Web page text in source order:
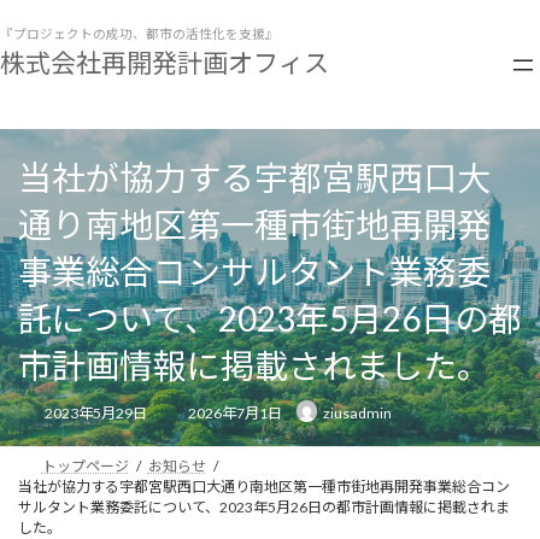
ン
テ
へ
ビ
ゲ
ョ
『プロジェクトの成功、都市の活性化を支援』
株式会社再開発計画オフィス
当社が協力する宇都宮駅西口大
通り南地区第一種市街地再開発
事業総合コンサルタント業務委
託について、2023年5月26日の都
市計画情報に掲載されました。
2023年5月29日
最
終
更
新
日
時
:
2026年7月1日 ziusadmin
トップページ
お知らせ
当社が協力する宇都宮駅西口大通り南地区第一種市街地再開発事業総合コン
サルタント業務委託について、2023年5月26日の都市計画情報に掲載されま
した。